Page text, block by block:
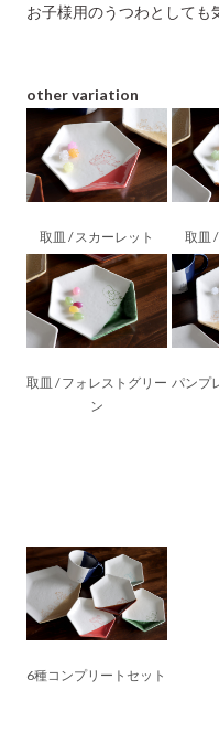
お子様用のうつわとしても
other variation
取皿 / スカーレット 取皿
取皿 / フォレストグリー
ン
パンプ
6種コンプリートセット